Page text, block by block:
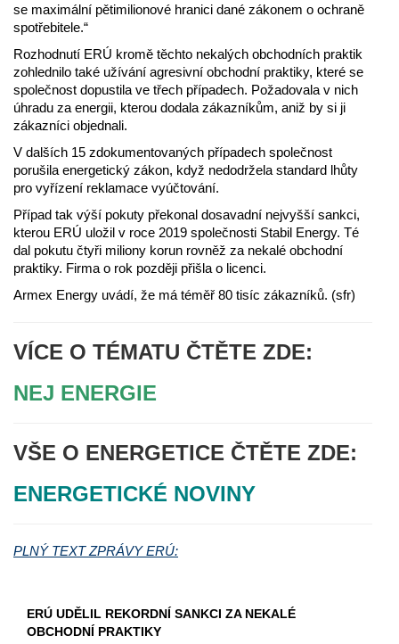
se maximální pětimilionové hranici dané zákonem o ochraně
spotřebitele.“
Rozhodnutí ERÚ kromě těchto nekalých obchodních praktik
zohlednilo také užívání agresivní obchodní praktiky, které se
společnost dopustila ve třech případech. Požadovala v nich
úhradu za energii, kterou dodala zákazníkům, aniž by si ji
zákazníci objednali.
V dalších 15 zdokumentovaných případech společnost
porušila energetický zákon, když nedodržela standard lhůty
pro vyřízení reklamace vyúčtování.
Případ tak výší pokuty překonal dosavadní nejvyšší sankci,
kterou ERÚ uložil v roce 2019 společnosti Stabil Energy. Té
dal pokutu čtyři miliony korun rovněž za nekalé obchodní
praktiky. Firma o rok později přišla o licenci.
Armex Energy uvádí, že má téměř 80 tisíc zákazníků. (sfr)
VÍCE O TÉMATU ČTĚTE ZDE:
NEJ ENERGIE
VŠE O ENERGETICE ČTĚTE ZDE:
ENERGETICKÉ NOVINY
PLNÝ TEXT ZPRÁVY ERÚ:
ERÚ UDĚLIL REKORDNÍ SANKCI ZA NEKALÉ
OBCHODNÍ PRAKTIKY